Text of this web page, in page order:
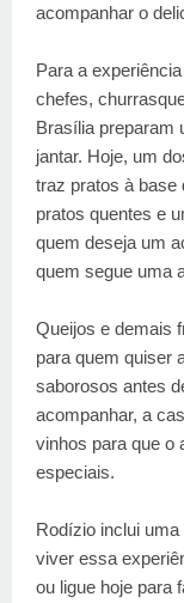
acompanhar o
Para a
chefes,
Brasília preparam
jantar. Hoje, um
traz pratos à base
pratos quentes e
quem deseja um
quem segue uma
Queijos e demais
para quem quiser
saborosos antes
acompanhar, a
vinhos para que o
especiais.
Rodízio inclui
viver essa
ou ligue hoje para